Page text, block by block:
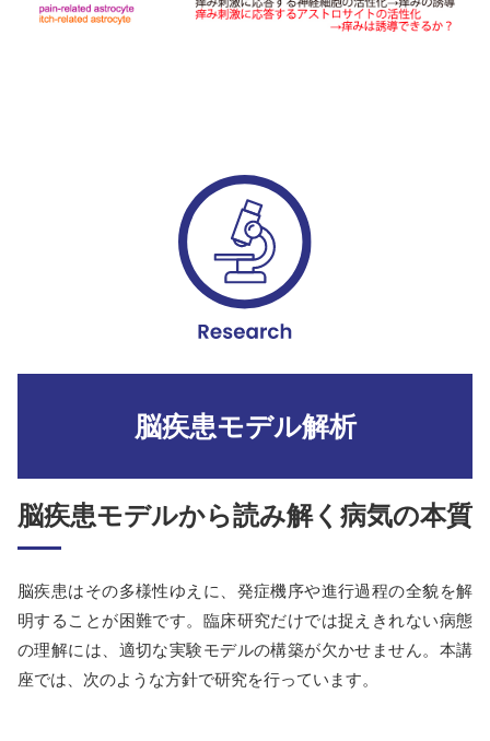
脳疾患モデル解析
脳疾患モデルから読み解く病気の本質
脳疾患はその多様性ゆえに、発症機序や進行過程の全貌を解
明することが困難です。臨床研究だけでは捉えきれない病態
の理解には、適切な実験モデルの構築が欠かせません。本講
座では、次のような方針で研究を行っています。